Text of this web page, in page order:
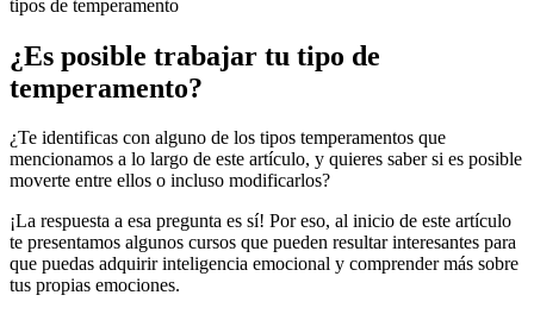
tipos de temperamento
¿Es posible trabajar tu tipo de
temperamento?
¿Te identificas con alguno de los tipos temperamentos que
mencionamos a lo largo de este artículo, y quieres saber si es posible
moverte entre ellos o incluso modificarlos?
¡La respuesta a esa pregunta es sí! Por eso, al inicio de este artículo
te presentamos algunos cursos que pueden resultar interesantes para
que puedas adquirir inteligencia emocional y comprender más sobre
tus propias emociones.